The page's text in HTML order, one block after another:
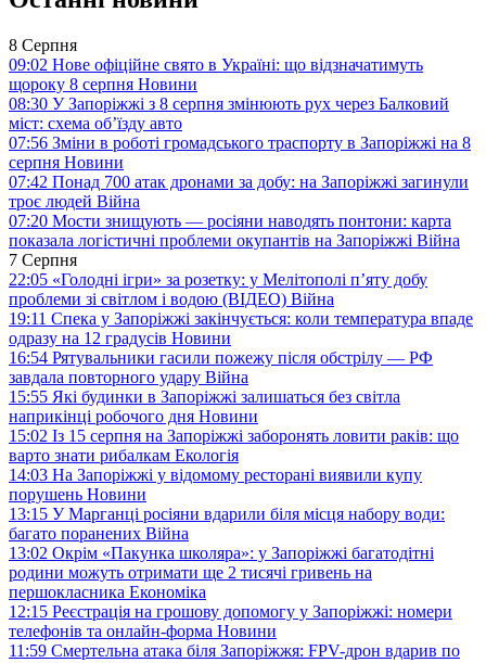
8 Серпня
09:02 Нове офіційне свято в Україні: що відзначатимуть
щороку 8 серпня Новини
08:30 У Запоріжжі з 8 серпня змінюють рух через Балковий
міст: схема об’їзду авто
07:56 Зміни в роботі громадського траспорту в Запоріжжі на 8
серпня Новини
07:42 Понад 700 атак дронами за добу: на Запоріжжі загинули
троє людей Війна
07:20 Мости знищують — росіяни наводять понтони: карта
показала логістичні проблеми окупантів на Запоріжжі Війна
7 Серпня
22:05 «Голодні ігри» за розетку: у Мелітополі п’яту добу
проблеми зі світлом і водою (ВІДЕО) Війна
19:11 Спека у Запоріжжі закінчується: коли температура впаде
одразу на 12 градусів Новини
16:54 Рятувальники гасили пожежу після обстрілу — РФ
завдала повторного удару Війна
15:55 Які будинки в Запоріжжі залишаться без світла
наприкінці робочого дня Новини
15:02 Із 15 серпня на Запоріжжі заборонять ловити раків: що
варто знати рибалкам Екологія
14:03 На Запоріжжі у відомому ресторані виявили купу
порушень Новини
13:15 У Марганці росіяни вдарили біля місця набору води:
багато поранених Війна
13:02 Окрім «Пакунка школяра»: у Запоріжжі багатодітні
родини можуть отримати ще 2 тисячі гривень на
першокласника Економіка
12:15 Реєстрація на грошову допомогу у Запоріжжі: номери
телефонів та онлайн-форма Новини
11:59 Смертельна атака біля Запоріжжя: FPV-дрон вдарив по